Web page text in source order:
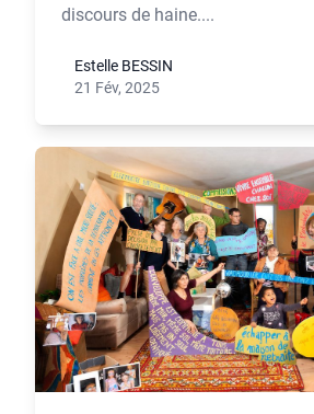
discours de haine....
Estelle BESSIN
21 Fév, 2025